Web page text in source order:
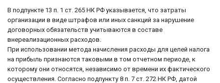
В подпункте 13 п. 1 ст. 265 НК РФ указывается, что затраты
организации в виде штрафов или иных санкций за нарушение
договорных обязательств учитываются в составе
внереализационных расходов.
При использовании метода начисления расходы для целей налога
на прибыль признаются таковыми в том отчетном периоде, к
которому они относятся, независимо от времени их фактического
осуществления. Согласно подпункту 8 п. 7 ст. 272 НК РФ, датой